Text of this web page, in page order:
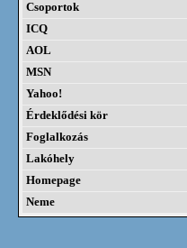
Csoportok
ICQ
AOL
MSN
Yahoo!
Érdeklődési kör
Foglalkozás
Lakóhely
Homepage
Neme